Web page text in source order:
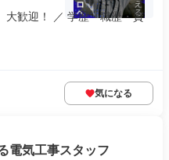
大歓迎！ ／ 学歴・職歴・資
気になる
電気工事スタッフ